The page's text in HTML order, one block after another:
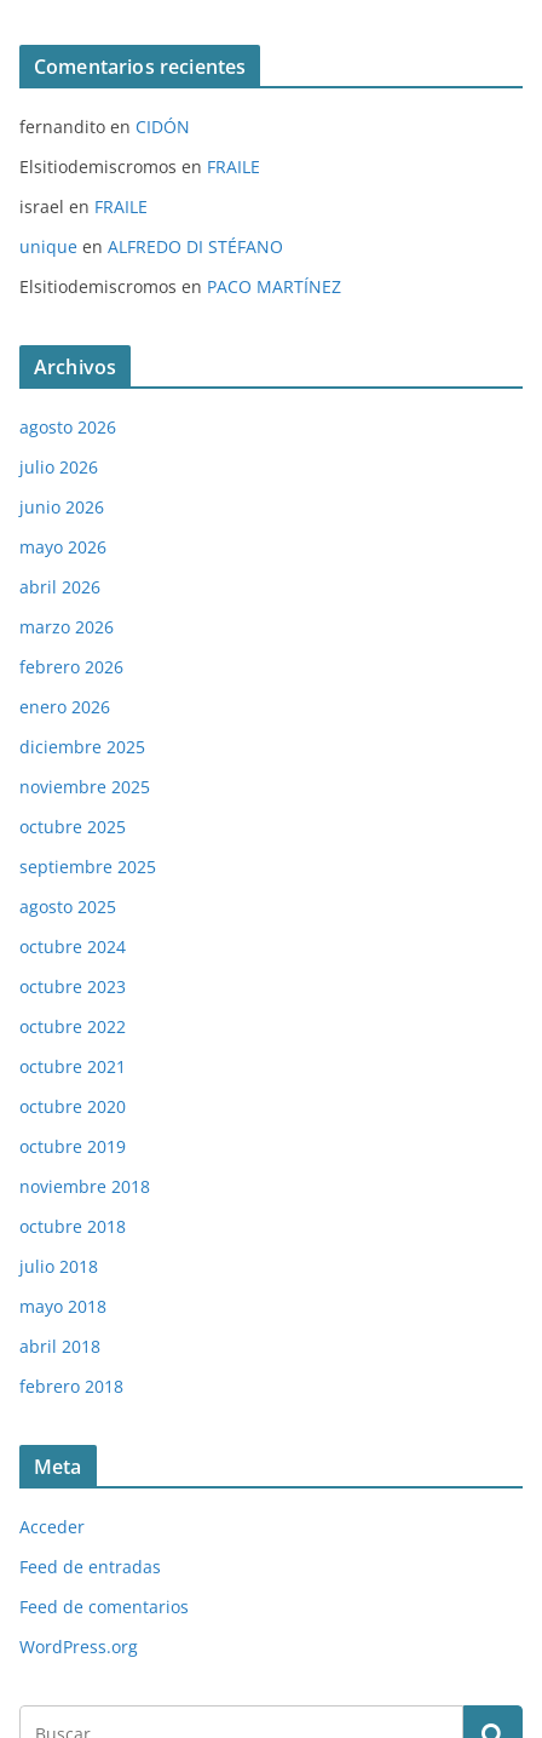
Comentarios recientes
fernandito en CIDÓN
Elsitiodemiscromos en FRAILE
israel en FRAILE
unique en ALFREDO DI STÉFANO
Elsitiodemiscromos en PACO MARTÍNEZ
Archivos
agosto 2026
julio 2026
junio 2026
mayo 2026
abril 2026
marzo 2026
febrero 2026
enero 2026
diciembre 2025
noviembre 2025
octubre 2025
septiembre 2025
agosto 2025
octubre 2024
octubre 2023
octubre 2022
octubre 2021
octubre 2020
octubre 2019
noviembre 2018
octubre 2018
julio 2018
mayo 2018
abril 2018
febrero 2018
Meta
Acceder
Feed de entradas
Feed de comentarios
WordPress.org